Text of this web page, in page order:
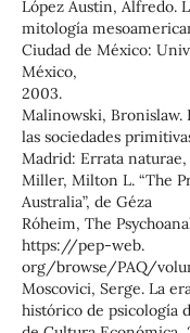
López Austin, Alfredo.
mitología
Ciudad de México:
México,
2003.
Malinowski, Bronislaw.
las sociedades
Madrid: Errata naturae,
Miller, Milton L. “The
Australia”, de Géza
Róheim, The
https://pep-web.
org/browse/PAQ/
Moscovici, Serge. La
histórico de psicología